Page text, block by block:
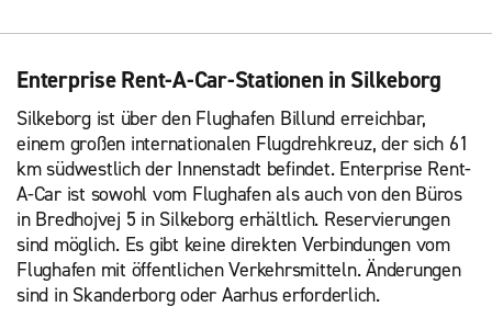
Enterprise Rent-A-Car-Stationen in Silkeborg
Silkeborg ist über den Flughafen Billund erreichbar,
einem großen internationalen Flugdrehkreuz, der sich 61
km südwestlich der Innenstadt befindet. Enterprise Rent-
A-Car ist sowohl vom Flughafen als auch von den Büros
in Bredhojvej 5 in Silkeborg erhältlich. Reservierungen
sind möglich. Es gibt keine direkten Verbindungen vom
Flughafen mit öffentlichen Verkehrsmitteln. Änderungen
sind in Skanderborg oder Aarhus erforderlich.